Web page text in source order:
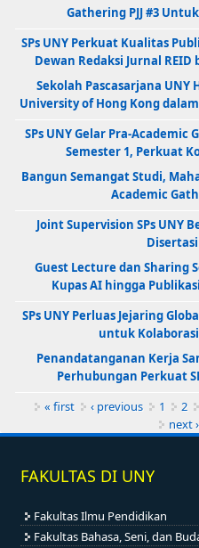
Gathering PJJ #3
SPs UNY Perkuat Kualitas
Dewan Redaksi Jurnal
Sekolah Pascasarjana
University of Hong Kong
SPs UNY Gelar Pra-Academic
Semester 1, Perkuat
Bangun Semangat Studi,
Academic
Joint Supervision SPs UNY
Guest Lecture dan Sharing
Kupas AI hingga
SPs UNY Perluas Jejaring
untuk
Penandatanganan Kerja
Perhubungan Perkuat
Pages
« first ‹ previous 1 2
next ›
FAKULTAS DI UNY
Fakultas Ilmu Pendidikan
Fakultas Bahasa, Seni, dan